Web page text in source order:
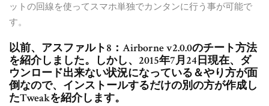
ットの回線を使ってスマホ単独でカンタンに行う事が可能で
す。
以前、アスファルト8：Airborne v2.0.0のチート方法
を紹介しました。しかし、2015年7月24日現在、ダ
ウンロード出来ない状況になっている＆やり方が面
倒なので、インストールするだけの別の方が作成し
たTweakを紹介します。